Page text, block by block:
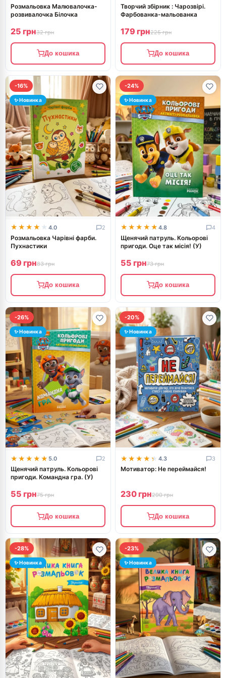
Розмальовка Малювалочка-
розвивалочка Білочка
25 грн32 грн
До кошика
Творчий збірник : Чарозвірі.
Фарбованка-мальованка
179 грн225 грн
До кошика
-16%
✨ Новинка
★★★★★
★★★★★ 4.0 2
Розмальовка Чарівні фарби.
Пухнастики
69 грн83 грн
До кошика
-24%
✨ Новинка
★★★★★
★★★★★ 4.8 4
Щенячий патруль. Кольорові
пригоди. Оце так місія! (У)
55 грн73 грн
До кошика
-26%
✨ Новинка
★★★★★
★★★★★ 5.0 2
Щенячий патруль. Кольорові
пригоди. Командна гра. (У)
55 грн75 грн
До кошика
-20%
✨ Новинка
★★★★★
★★★★★ 4.3 3
Мотиватор: Не переймайся!
230 грн290 грн
До кошика
-28%
✨ Новинка
-23%
✨ Новинка